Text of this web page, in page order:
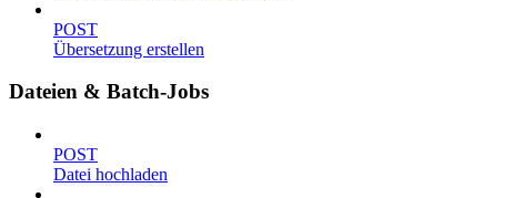
POST
Übersetzung erstellen
Dateien & Batch-Jobs
POST
Datei hochladen